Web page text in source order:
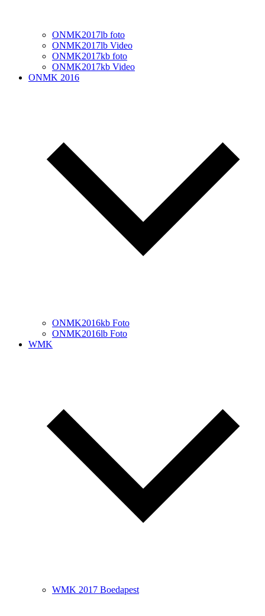
ONMK2017lb foto
ONMK2017lb Video
ONMK2017kb foto
ONMK2017kb Video
ONMK 2016
ONMK2016kb Foto
ONMK2016lb Foto
WMK
WMK 2017 Boedapest